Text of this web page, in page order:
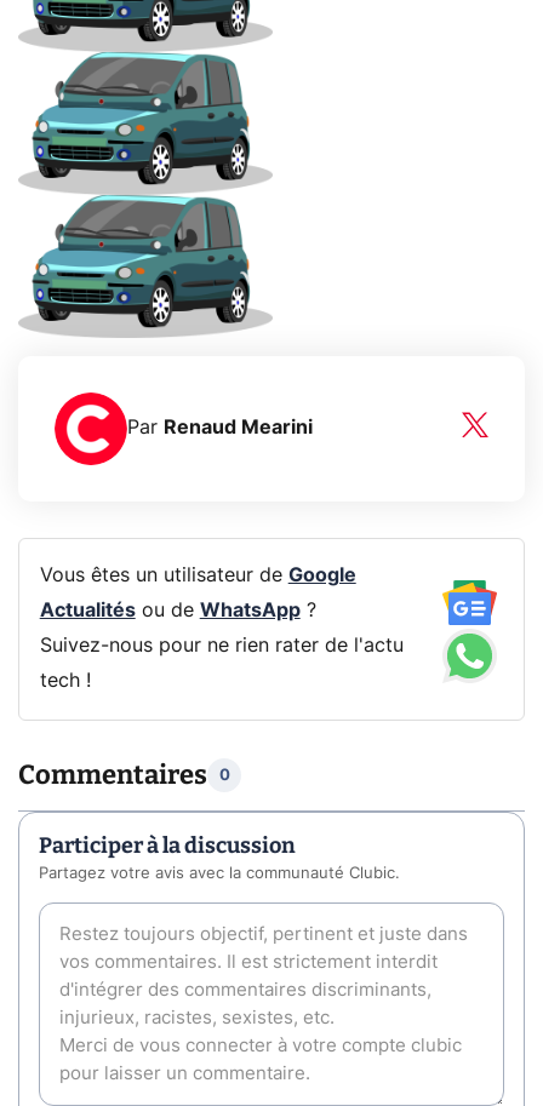
Par Renaud Mearini
Vous êtes un utilisateur de Google
Actualitésou de WhatsApp?
Suivez-nous pour ne rien rater de l'actu
tech !
Commentaires 0
Participer à la discussion
Partagez votre avis avec la communauté Clubic.